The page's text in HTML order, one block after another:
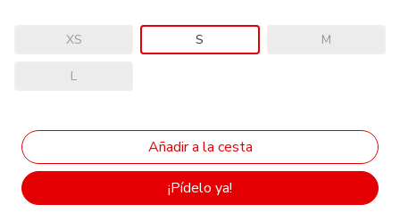
XS S M
L
¡Pídelo ya!